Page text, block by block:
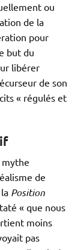
ou
de la
pour
but du
libérer
de son
« régulés et
mythe
de
Position
« que nous
moins
pas